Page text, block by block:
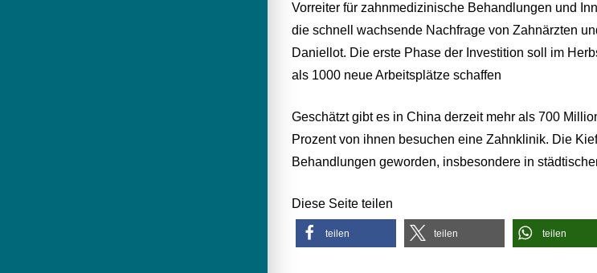
Vorreiter für zahnmedizinische Behandlungen und
die schnell wachsende Nachfrage von Zahnärzten
Daniellot. Die erste Phase der Investition soll im
als 1000 neue Arbeitsplätze schaffen
Geschätzt gibt es in China derzeit mehr als 700
Prozent von ihnen besuchen eine Zahnklinik. Die
Behandlungen geworden, insbesondere in
Diese Seite teilen
teilen teilen teilen